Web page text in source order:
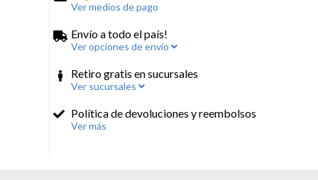
Ver medios de pago
Envío a todo el país!
Ver opciones de envío
Retiro gratis en sucursales
Ver sucursales
Política de devoluciones y reembolsos
Ver más